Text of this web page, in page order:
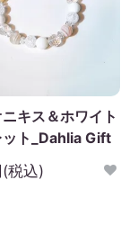
キス＆ホワイト
ット_Dahlia Gift
税込)